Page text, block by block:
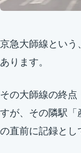
京急大師線という
あります。
その大師線の終
すが、その隣駅「
の直前に記録とし